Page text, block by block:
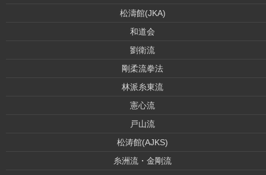
松濤館(JKA)
和道会
劉衛流
剛柔流拳法
林派糸東流
憲心流
戸山流
松涛館(AJKS)
糸洲流・金剛流